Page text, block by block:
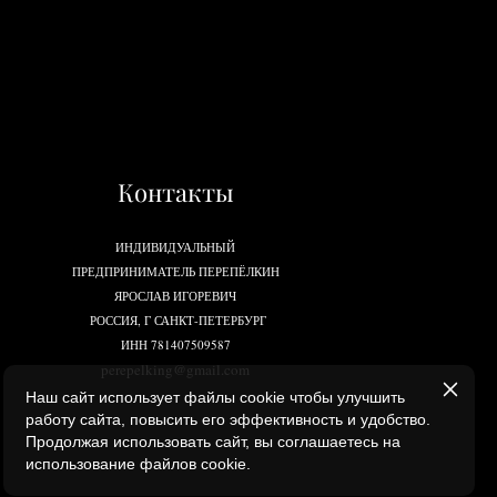
Контакты
ИНДИВИДУАЛЬНЫЙ
ПРЕДПРИНИМАТЕЛЬ ПЕРЕПЁЛКИН
ЯРОСЛАВ ИГОРЕВИЧ
РОССИЯ, Г САНКТ-ПЕТЕРБУРГ
ИНН 781407509587
perepelking@gmail.com
Наш сайт использует файлы cookie чтобы улучшить
работу сайта, повысить его эффективность и удобство.
Продолжая использовать сайт, вы соглашаетесь на
использование файлов cookie.